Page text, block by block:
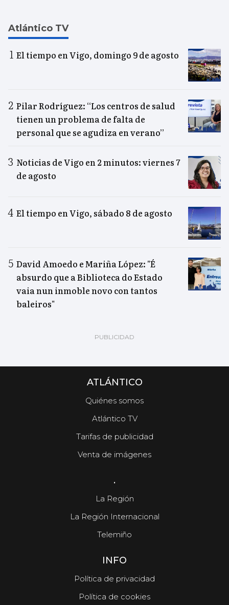
Atlántico TV
El tiempo en Vigo, domingo 9 de agosto
Pilar Rodríguez: “Los centros de salud
tienen un problema de falta de
personal que se agudiza en verano”
Noticias de Vigo en 2 minutos: viernes 7
de agosto
El tiempo en Vigo, sábado 8 de agosto
David Amoedo e Mariña López: "É
absurdo que a Biblioteca do Estado
vaia nun inmoble novo con tantos
baleiros"
ATLÁNTICO
Quiénes somos
Atlántico TV
Tarifas de publicidad
Venta de imágenes
.
La Región
La Región Internacional
Telemiño
INFO
Política de privacidad
Política de cookies